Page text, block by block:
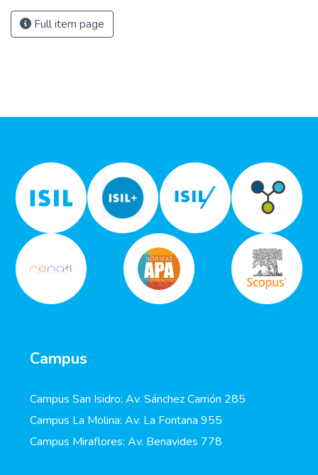
Full item page
Campus
Campus San Isidro: Av. Sánchez Carrión 285
Campus La Molina: Av. La Fontana 955
Campus Miraflores: Av. Benavides 778